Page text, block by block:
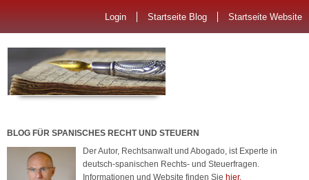
Login Startseite Blog Startseite Website
BLOG FÜR SPANISCHES RECHT UND STEUERN
Der Autor, Rechtsanwalt und Abogado, ist Experte in
deutsch-spanischen Rechts- und Steuerfragen.
Informationen und Website finden Sie hier.